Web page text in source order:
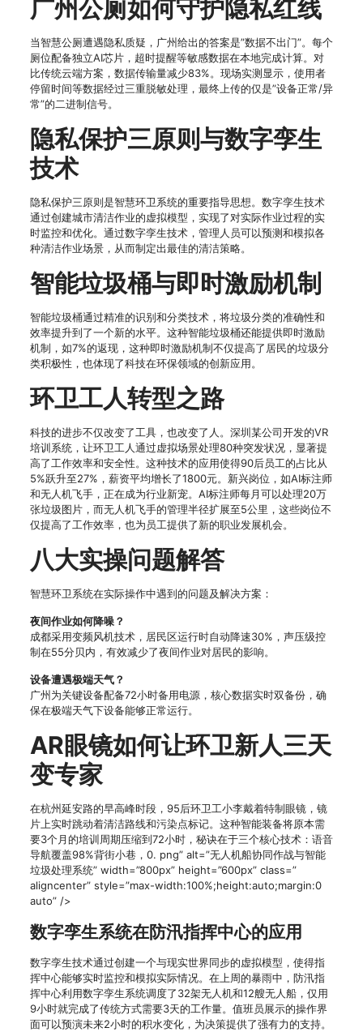
广州公厕如何守护隐私红线
当智慧公厕遭遇隐私质疑，广州给出的答案是”数据不出门”。每个
厕位配备独立AI芯片，超时提醒等敏感数据在本地完成计算。对
比传统云端方案，数据传输量减少83%。现场实测显示，使用者
停留时间等数据经过三重脱敏处理，最终上传的仅是”设备正常/异
常”的二进制信号。
隐私保护三原则与数字孪生
技术
隐私保护三原则是智慧环卫系统的重要指导思想。数字孪生技术
通过创建城市清洁作业的虚拟模型，实现了对实际作业过程的实
时监控和优化。通过数字孪生技术，管理人员可以预测和模拟各
种清洁作业场景，从而制定出最佳的清洁策略。
智能垃圾桶与即时激励机制
智能垃圾桶通过精准的识别和分类技术，将垃圾分类的准确性和
效率提升到了一个新的水平。这种智能垃圾桶还能提供即时激励
机制，如7%的返现，这种即时激励机制不仅提高了居民的垃圾分
类积极性，也体现了科技在环保领域的创新应用。
环卫工人转型之路
科技的进步不仅改变了工具，也改变了人。深圳某公司开发的VR
培训系统，让环卫工人通过虚拟场景处理80种突发状况，显著提
高了工作效率和安全性。这种技术的应用使得90后员工的占比从
5%跃升至27%，薪资平均增长了1800元。新兴岗位，如AI标注师
和无人机飞手，正在成为行业新宠。AI标注师每月可以处理20万
张垃圾图片，而无人机飞手的管理半径扩展至5公里，这些岗位不
仅提高了工作效率，也为员工提供了新的职业发展机会。
八大实操问题解答
智慧环卫系统在实际操作中遇到的问题及解决方案：
夜间作业如何降噪？
成都采用变频风机技术，居民区运行时自动降速30%，声压级控
制在55分贝内，有效减少了夜间作业对居民的影响。
设备遭遇极端天气？
广州为关键设备配备72小时备用电源，核心数据实时双备份，确
保在极端天气下设备能够正常运行。
AR眼镜如何让环卫新人三天
变专家
在杭州延安路的早高峰时段，95后环卫工小李戴着特制眼镜，镜
片上实时跳动着清洁路线和污染点标记。这种智能装备将原本需
要3个月的培训周期压缩到72小时，秘诀在于三个核心技术：语音
导航覆盖98%背街小巷，0. png” alt=”无人机船协同作战与智能
垃圾处理系统” width=”800px” height=”600px” class=”
aligncenter” style=”max-width:100%;height:auto;margin:0
auto” />
数字孪生系统在防汛指挥中心的应用
数字孪生技术通过创建一个与现实世界同步的虚拟模型，使得指
挥中心能够实时监控和模拟实际情况。在上周的暴雨中，防汛指
挥中心利用数字孪生系统调度了32架无人机和12艘无人船，仅用
9小时就完成了传统方式需要3天的工作量。值班员展示的操作界
面可以预演未来2小时的积水变化，为决策提供了强有力的支持。